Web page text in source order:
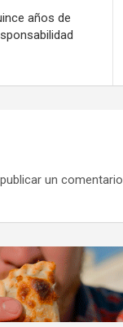
M
ail
er
años de
un comentario.